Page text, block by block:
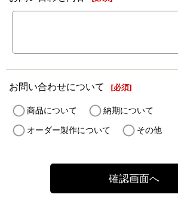
お問い合わせについて [必須]
商品について
納期について
オーダー製作について
その他
確認画面へ